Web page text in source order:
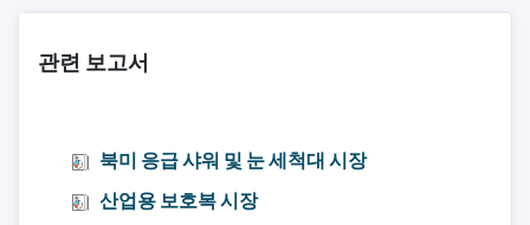
관련 보고서
북미 응급 샤워 및 눈 세척대 시장
산업용 보호복 시장